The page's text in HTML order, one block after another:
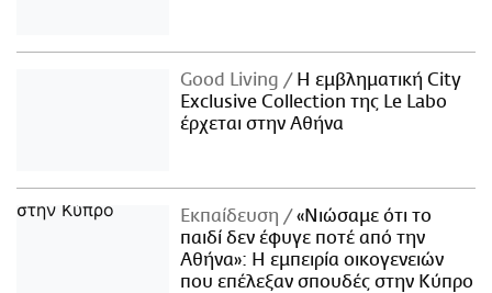
Good Living
Η εμβληματική City
Exclusive Collection της Le Labo
έρχεται στην Αθήνα
Εκπαίδευση
«Νιώσαμε ότι το
παιδί δεν έφυγε ποτέ από την
Αθήνα»: Η εμπειρία οικογενειών
που επέλεξαν σπουδές στην Κύπρο